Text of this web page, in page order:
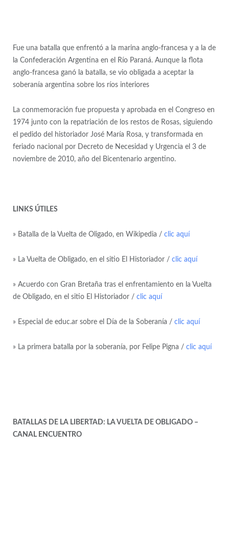
Fue una batalla que enfrentó a la marina anglo-francesa y a la de
la Confederación Argentina en el Río Paraná. Aunque la flota
anglo-francesa ganó la batalla, se vio obligada a aceptar la
soberanía argentina sobre los ríos interiores
La conmemoración fue propuesta y aprobada en el Congreso en
1974 junto con la repatriación de los restos de Rosas, siguiendo
el pedido del historiador José María Rosa, y transformada en
feriado nacional por Decreto de Necesidad y Urgencia el 3 de
noviembre de 2010, año del Bicentenario argentino.
LINKS ÚTILES
» Batalla de la Vuelta de Oligado, en Wikipedia / clic aquí
» La Vuelta de Obligado, en el sitio El Historiador / clic aquí
» Acuerdo con Gran Bretaña tras el enfrentamiento en la Vuelta
de Obligado, en el sitio El Historiador / clic aquí
» Especial de educ.ar sobre el Día de la Soberanía / clic aquí
» La primera batalla por la soberanía, por Felipe Pigna / clic aquí
BATALLAS DE LA LIBERTAD: LA VUELTA DE OBLIGADO –
CANAL ENCUENTRO